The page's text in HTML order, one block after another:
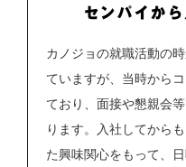
センパイか
カノジョの就職活動の
ていますが、当時から
ており、面接や懇親会
ります。入社してから
た興味関心をもって、